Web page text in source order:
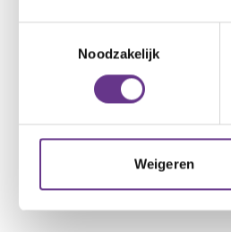
Noodzakelijk
Weigeren